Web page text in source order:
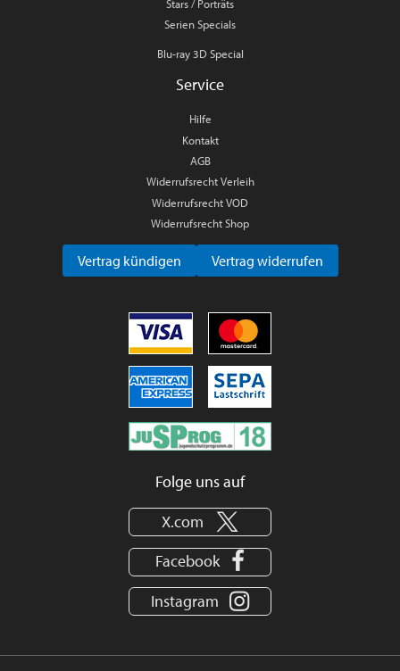
Stars / Porträts
Serien Specials
Blu-ray 3D Special
Service
Hilfe
Kontakt
AGB
Widerrufsrecht Verleih
Widerrufsrecht VOD
Widerrufsrecht Shop
Vertrag kündigen Vertrag widerrufen
Folge uns auf
X.com
Facebook
Instagram